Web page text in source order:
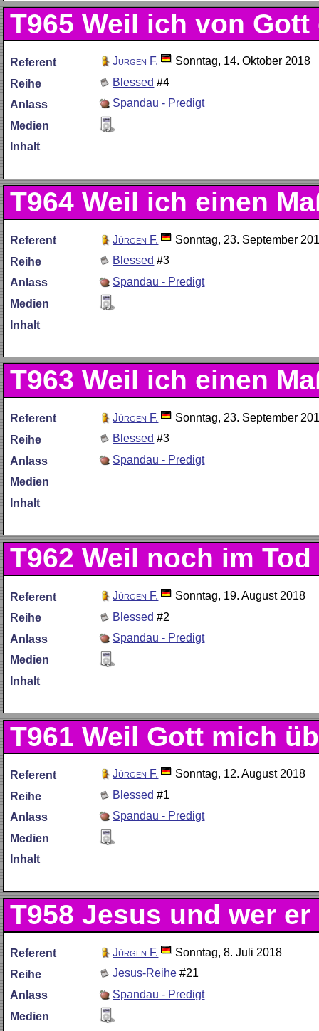
T965 Weil ich von
Referent Jürgen F.
Sonntag, 14. Oktober 2018
Reihe
Blessed #4
Anlass
Spandau - Predigt
Medien
Inhalt
T964 Weil ich einen
Referent Jürgen F.
Sonntag, 23. September
Reihe
Blessed #3
Anlass
Spandau - Predigt
Medien
Inhalt
T963 Weil ich einen
Referent Jürgen F.
Sonntag, 23. September
Reihe
Blessed #3
Anlass
Spandau - Predigt
Medien
Inhalt
T962 Weil noch im
Referent Jürgen F.
Sonntag, 19. August 2018
Reihe
Blessed #2
Anlass
Spandau - Predigt
Medien
Inhalt
T961 Weil Gott mich
Referent Jürgen F.
Sonntag, 12. August 2018
Reihe
Blessed #1
Anlass
Spandau - Predigt
Medien
Inhalt
T958 Jesus und wer
Referent Jürgen F.
Sonntag, 8. Juli 2018
Reihe
Jesus-Reihe #21
Anlass
Spandau - Predigt
Medien